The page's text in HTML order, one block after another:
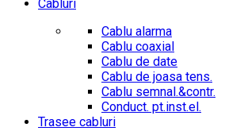
Cabluri
Cablu alarma
Cablu coaxial
Cablu de date
Cablu de joasa tens.
Cablu semnal.&contr.
Conduct. pt.inst.el.
Trasee cabluri